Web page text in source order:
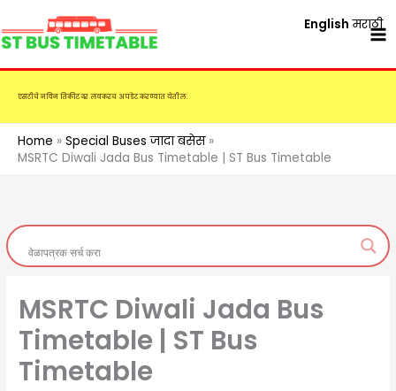
to
content
एसटीचे नविन तिकीट दर लवकरच अपडेट करण्यात येतील.
Home
Special Buses जादा बसेस
MSRTC Diwali Jada Bus Timetable | ST Bus Timetable
MSRTC Diwali Jada Bus
Timetable | ST Bus
Timetable
English मराठी